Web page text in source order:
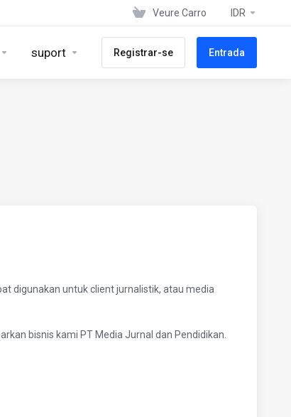
Veure Carro IDR
suport Registrar-se Entrada
digunakan untuk client jurnalistik, atau media
bisnis kami PT Media Jurnal dan Pendidikan.